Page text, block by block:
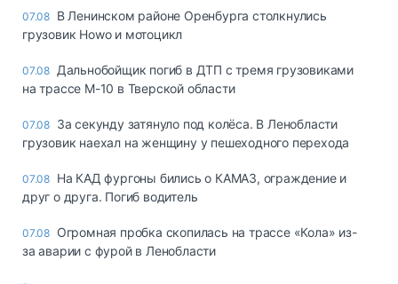
07.08 В Ленинском районе Оренбурга столкнулись
грузовик Howo и мотоцикл
07.08 Дальнобойщик погиб в ДТП с тремя грузовиками
на трассе М-10 в Тверской области
07.08 За секунду затянуло под колёса. В Ленобласти
грузовик наехал на женщину у пешеходного перехода
07.08 На КАД фургоны бились о КАМАЗ, ограждение и
друг о друга. Погиб водитель
07.08 Огромная пробка скопилась на трассе «Кола» из-
за аварии с фурой в Ленобласти